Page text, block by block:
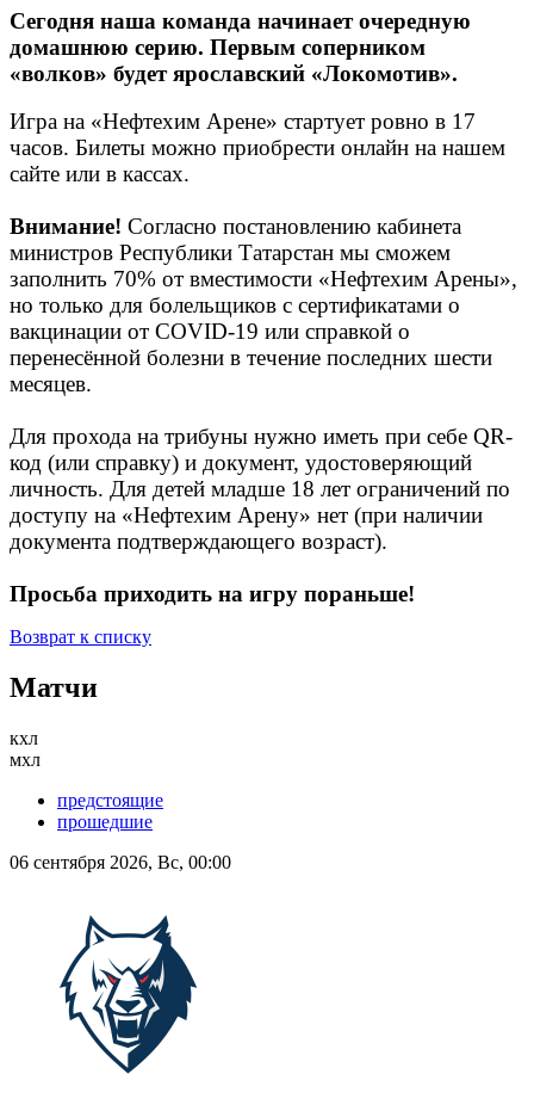
Сегодня наша команда начинает очередную
домашнюю серию. Первым соперником
«волков» будет ярославский «Локомотив».
Игра на «Нефтехим Арене» стартует ровно в 17
часов. Билеты можно приобрести онлайн на нашем
сайте или в кассах.
Внимание! Согласно постановлению кабинета
министров Республики Татарстан мы сможем
заполнить 70% от вместимости «Нефтехим Арены»,
но только для болельщиков с сертификатами о
вакцинации от COVID-19 или справкой о
перенесённой болезни в течение последних шести
месяцев.
Для прохода на трибуны нужно иметь при себе QR-
код (или справку) и документ, удостоверяющий
личность. Для детей младше 18 лет ограничений по
доступу на «Нефтехим Арену» нет (при наличии
документа подтверждающего возраст).
Просьба приходить на игру пораньше!
Возврат к списку
Матчи
кхл
мхл
предстоящие
прошедшие
06 сентября 2026, Вс, 00:00